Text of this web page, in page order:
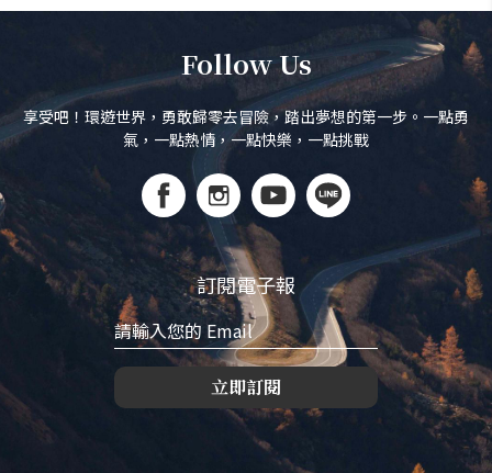
Follow Us
享受吧！環遊世界，勇敢歸零去冒險，踏出夢想的第一步。一點勇
氣，一點熱情，一點快樂，一點挑戰
訂閱電子報
立即訂閱